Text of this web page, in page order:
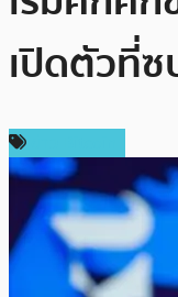
เปิดตัวที่ซ